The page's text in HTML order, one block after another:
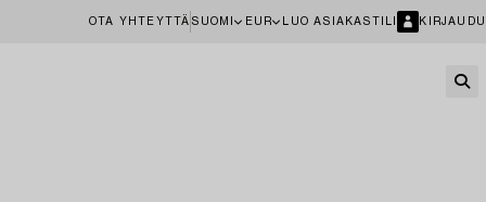
OTA YHTEYTTÄ SUOMI EUR LUO ASIAKASTILI KIRJAUDU